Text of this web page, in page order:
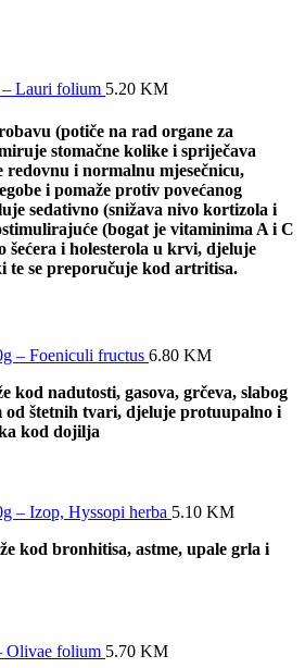
Lauri folium 5.20 KM
(potiče na rad organe za
stomačne kolike i spriječava
redovnu i normalnu mjesečnicu,
i pomaže protiv povećanog
sedativno (snižava nivo kortizola i
(bogat je vitaminima A i C
šećera i holesterola u krvi, djeluje
te se preporučuje kod artritisa.
– Foeniculi fructus 6.80 KM
kod nadutosti, gasova, grčeva, slabog
od štetnih tvari, djeluje protuupalno i
kod dojilja
– Izop, Hyssopi herba 5.10 KM
kod bronhitisa, astme, upale grla i
Olivae folium 5.70 KM